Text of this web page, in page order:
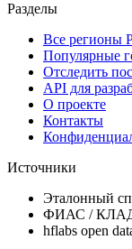
Разделы
Все регионы
Популярные
Отследить
API для
О проекте
Контакты
Источники
Эталонный
ФИАС /
hflabs open